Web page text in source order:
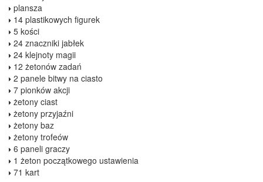
plansza
14 plastikowych figurek
5 kości
24 znaczniki jabłek
24 klejnoty magii
12 żetonów zadań
2 panele bitwy na ciasto
7 pionków akcji
żetony ciast
żetony przyjaźni
żetony baz
żetony trofeów
6 paneli graczy
1 żeton początkowego ustawienia
71 kart